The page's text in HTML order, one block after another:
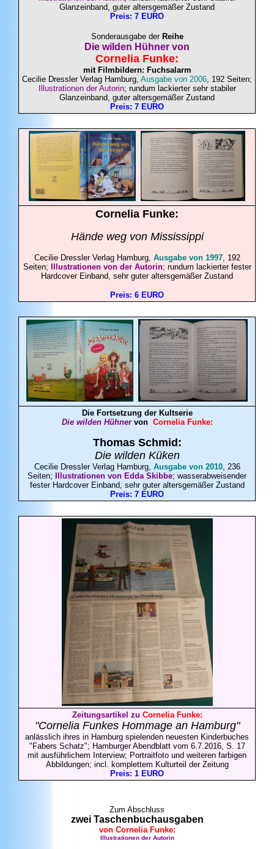
Glanzeinband, guter altersgemäßer Zustand
Preis: 7 EURO
Sonderausgabe derReihe
Die wilden Hühner von
Cornelia Funke:
mit Filmbildern: Fuchsalarm
Cecilie Dressler Verlag Hamburg, Ausgabe von 2006, 192 Seiten;
Illustrationen der Autorin; rundum lackierter sehr stabiler
Glanzeinband, guter altersgemäßer Zustand
Preis: 7 EURO
Cornelia Funke:
Hände weg von Mississippi
Cecilie Dressler Verlag Hamburg, Ausgabe von 1997, 192
Seiten;
Illustrationen von der Autorin; rundum lackierter fester
Hardcover Einband, sehr guter altersgemäßer Zustand
Preis: 6 EURO
Die Fortsetzung der Kultserie
Die wilden Hühnervon Cornelia Funke:
Thomas Schmid:
Die wilden Küken
Cecilie Dressler Verlag Hamburg, Ausgabe von 2010, 236
Seiten;
Illustrationen von Edda Skibbe; wasserabweisender
fester Hardcover Einband, sehr guter altersgemäßer Zustand
Preis: 7 EURO
Zeitungsartikel zu Cornelia Funke:
"Cornelia Funkes Hommage an Hamburg"
anlässlich ihres in Hamburg spielenden neuesten Kinderbuches
"Fabers Schatz"; Hamburger Abendblatt vom 6.7.2016, S. 17
mit ausführlichem Interview; Portraitfoto und weiteren farbigen
Abbildungen; incl. komplettem Kulturteil der Zeitung
Preis: 1 EURO
Zum Abschluss
zwei Taschenbuchausgaben
von Cornelia Funke:
Illustrationen der Autorin